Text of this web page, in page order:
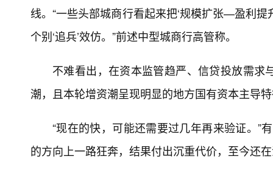
线。“一些头部城商行看起来把‘规模扩张—盈利
个别‘追兵’效仿。”前述中型城商行高管称。
不难看出，在资本监管趋严、信贷投放需
潮，且本轮增资潮呈现明显的地方国有资本主导
“现在的快，可能还需要过几年再来验证。”
的方向上一路狂奔，结果付出沉重代价，至今还